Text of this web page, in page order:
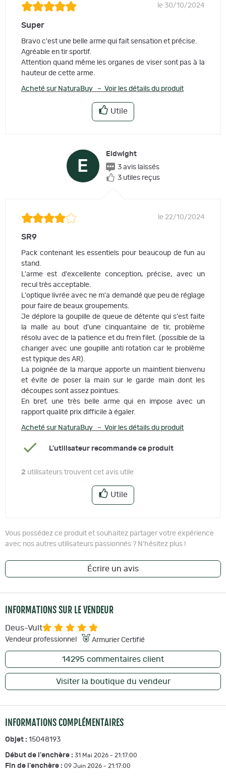
le 30/10/2024
Super
Bravo c'est une belle arme qui fait sensation et précise.
Agréable en tir sportif.
Attention quand même les organes de viser sont pas à la
hauteur de cette arme.
Acheté sur NaturaBuy – Voir les détails du produit
Utile
E
Eldwight
3 avis laissés
3 utiles reçus
le 22/10/2024
SR9
Pack contenant les essentiels pour beaucoup de fun au
stand.
L'arme est d'excellente conception, précise, avec un
recul très acceptable.
L'optique livrée avec ne m'a demandé que peu de réglage
pour faire de beaux groupements.
Je déplore la goupille de queue de détente qui s'est faite
la malle au bout d'une cinquantaine de tir, problème
résolu avec de la patience et du frein filet. (possible de la
changer avec une goupille anti rotation car le problème
est typique des AR).
La poignée de la marque apporte un maintient bienvenu
et évite de poser la main sur le garde main dont les
découpes sont assez pointues.
En bref, une très belle arme qui en impose avec un
rapport qualité prix difficile à égaler.
Acheté sur NaturaBuy – Voir les détails du produit
L'utilisateur recommande ce produit
2 utilisateurs trouvent cet avis utile
Utile
Vous possédez ce produit et souhaitez partager votre expérience
avec nos autres utilisateurs passionnés ? N'hésitez plus !
Écrire un avis
INFORMATIONS SUR LE VENDEUR
Deus-Vult
Vendeur professionnel Armurier Certifié
14295 commentaires client
Visiter la boutique du vendeur
INFORMATIONS COMPLÉMENTAIRES
Objet : 15048193
Début de l'enchère : 31 Mai 2026 - 21:17:00
Fin de l'enchère : 09 Juin 2026 - 21:17:00